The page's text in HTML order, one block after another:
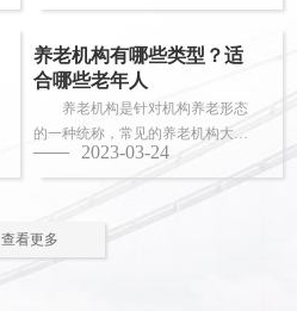
眠质量差等...
养老机构有哪些类型？适
合哪些老年人
养老机构是针对机构养老形态
的一种统称，常见的养老机构大致
有这些类型：养老社区、老年公
寓、养老院、...
2023-03-24
查看更多